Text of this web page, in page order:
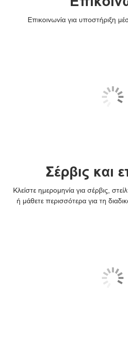
Επικοινωνία για υποστήριξη
Σέρβις και
Κλείστε ημερομηνία για σέρβις,
ή μάθετε περισσότερα για τη